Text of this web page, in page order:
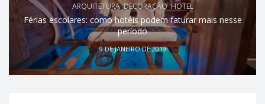
ARQUITETURA,DECORAÇÃO,HOTEL
Férias escolares: como hotéis podem faturar mais nesse
período
9 DE JANEIRO DE 2019